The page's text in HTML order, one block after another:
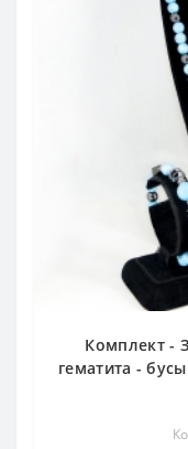
Комплект -
гематита -